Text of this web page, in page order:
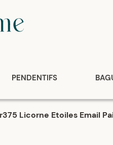
PENDENTIFS
Licorne Etoiles Email